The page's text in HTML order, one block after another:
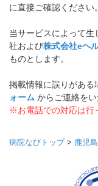
に直接ご確認ください。
当サービスによって生
社および株式会社eヘ
ものとします。
掲載情報に誤りがある
ォーム からご連絡を
※お電話での対応は行
病院なびトップ> 鹿児